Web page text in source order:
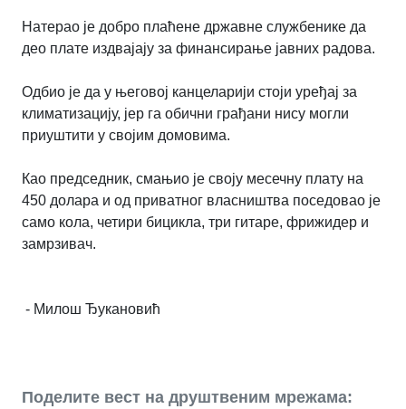
Натерао је добро плаћене државне службенике да
део плате издвајају за финансирање јавних радова.
Одбио је да у његовој канцеларији стоји уређај за
климатизацију, јер га обични грађани нису могли
приуштити у својим домовима.
Као председник, смањио је своју месечну плату на
450 долара и од приватног власништва поседовао је
само кола, четири бицикла, три гитаре, фрижидер и
замрзивач.
- Милош Ђукановић
Поделите вест на друштвеним мрежама: